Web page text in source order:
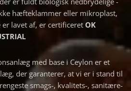
hæfteklammer eller mikroplast,
lavet af, er certificeret OK
med base i Ceylon er et
der garanterer, at vi er i stand til
smags-, kvalitets-, sanitære-